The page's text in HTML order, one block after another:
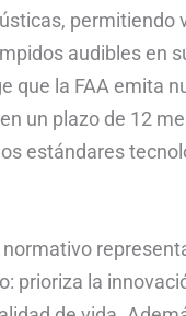
permitiendo
audibles en
que la FAA emita
un plazo de 12
estándares
prioriza la